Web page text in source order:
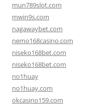
mun789slot.com
mwin9s.com
nagawaybet.com
nemo168casino.com
niseko168bet.com
niseko168bet.com
no1huay
no1huay.com
okcasino159.com